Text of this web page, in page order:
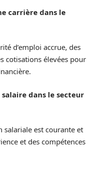
carrière dans le
d’emploi accrue, des
cotisations élevées pour
dans le secteur
salariale est courante et
et des compétences